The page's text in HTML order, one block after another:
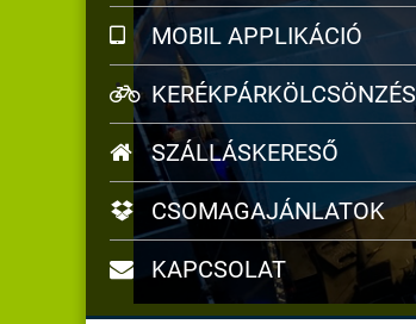
MOBIL APPLIKÁCIÓ
KERÉKPÁRKÖLCSÖNZÉS
SZÁLLÁSKERESŐ
CSOMAGAJÁNLATOK
KAPCSOLAT